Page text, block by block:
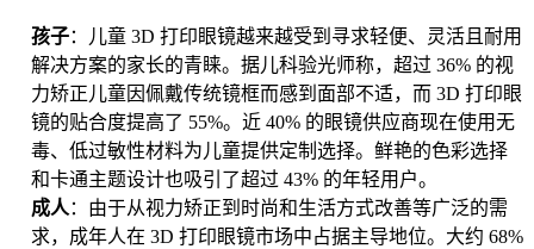
孩子：儿童 3D 打印眼镜越来越受到寻求轻便、灵活且耐用
解决方案的家长的青睐。据儿科验光师称，超过 36% 的视
力矫正儿童因佩戴传统镜框而感到面部不适，而 3D 打印眼
镜的贴合度提高了 55%。近 40% 的眼镜供应商现在使用无
毒、低过敏性材料为儿童提供定制选择。鲜艳的色彩选择
和卡通主题设计也吸引了超过 43% 的年轻用户。
成人 ：由于从视力矫正到时尚和生活方式改善等广泛的需
求，成年人在 3D 打印眼镜市场中占据主导地位。大约 68%